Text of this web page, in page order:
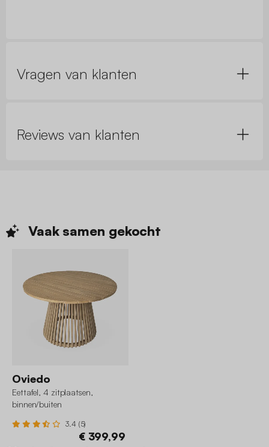
Vragen van klanten
Reviews van klanten
Vaak samen gekocht
Oviedo
Eettafel, 4 zitplaatsen,
binnen/buiten
3.4 (5)
€ 399,99